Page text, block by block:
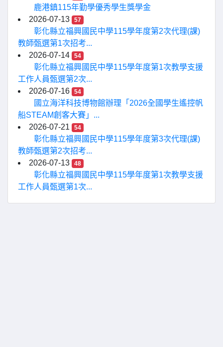
鹿港鎮115年勤學優秀學生獎學金
2026-07-13
57
彰化縣立福興國民中學115學年度第2次代理(課)
教師甄選第1次招考...
2026-07-14
54
彰化縣立福興國民中學115學年度第1次教學支援
工作人員甄選第2次...
2026-07-16
54
國立海洋科技博物館辦理「2026全國學生遙控帆
船STEAM創客大賽」...
2026-07-21
54
彰化縣立福興國民中學115學年度第3次代理(課)
教師甄選第2次招考...
2026-07-13
48
彰化縣立福興國民中學115學年度第1次教學支援
工作人員甄選第1次...